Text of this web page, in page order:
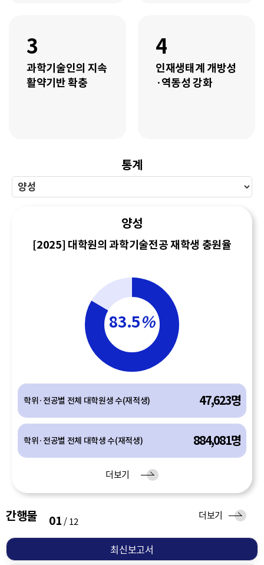
3
과학기술인의 지속
활약기반 확충
4
인재생태계 개방성
·역동성 강화
통계
양성
[2025] 대학원의 과학기술전공 재학생 충원율
83.5%
학위·전공별 전체 대학원생 수(재적생) 47,623명
학위·전공별 전체 대학생 수(재적생) 884,081명
유
더보기
간행물 01/12
최신보고서
간
물
더보기